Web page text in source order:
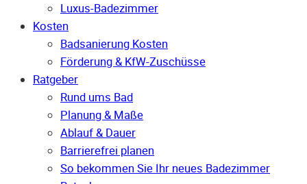
Luxus-Badezimmer
Kosten
Badsanierung Kosten
Förderung & KfW-Zuschüsse
Ratgeber
Rund ums Bad
Planung & Maße
Ablauf & Dauer
Barrierefrei planen
So bekommen Sie Ihr neues Badezimmer